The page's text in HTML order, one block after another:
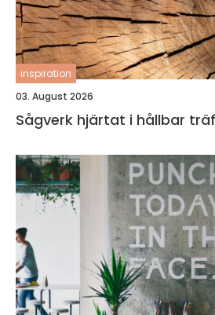
inspiration
03. August 2026
Sågverk hjärtat i hållbar